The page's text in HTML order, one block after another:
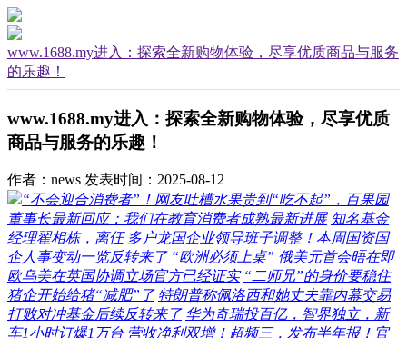
www.1688.my进入：探索全新购物体验，尽享优质商品与服务
的乐趣！
www.1688.my进入：探索全新购物体验，尽享优质
商品与服务的乐趣！
作者：news 发表时间：2025-08-12
“不会迎合消费者”！网友吐槽水果贵到“吃不起”，百果园
董事长最新回应：我们在教育消费者成熟最新进展 知名基金
经理翟相栋，离仼 多户龙国企业领导班子调整！本周国资国
企人事变动一览反转来了 “欧洲必须上桌” 俄美元首会晤在即
欧乌美在英国协调立场官方已经证实 “二师兄”的身价要稳住
猪企开始给猪“减肥”了 特朗普称佩洛西和她丈夫靠内幕交易
打败对冲基金后续反转来了 华为奇瑞投百亿，智界独立，新
车1小时订爆1万台 营收净利双增！超频三，发布半年报！官